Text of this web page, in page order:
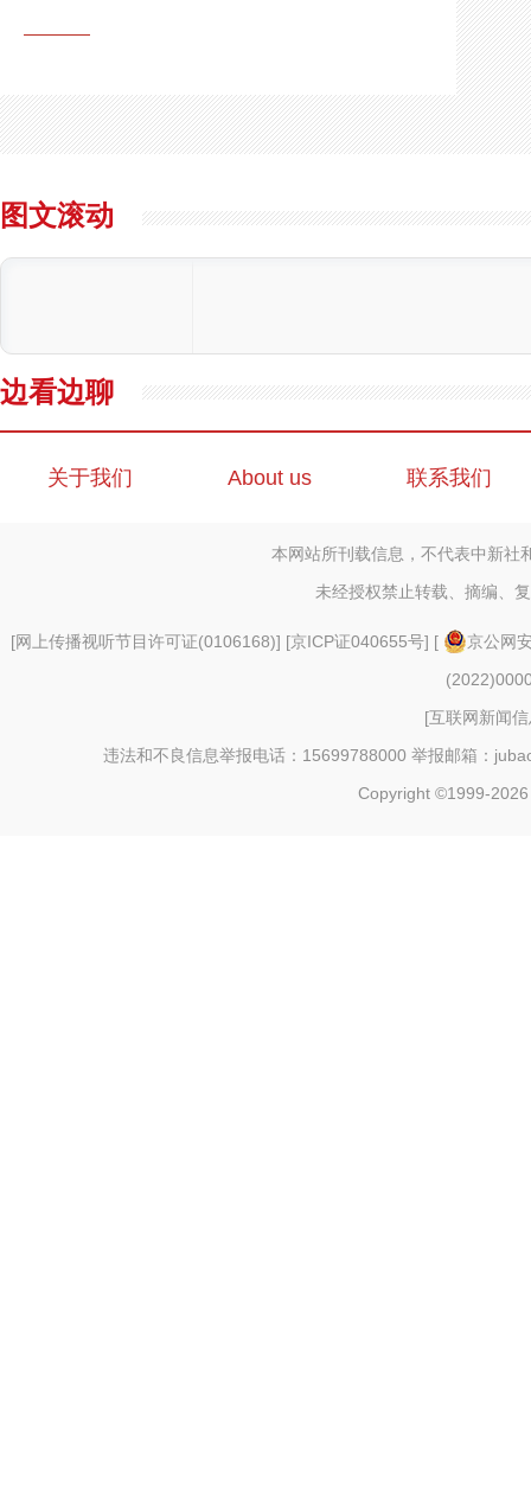
图文滚动
边看边聊
关于我们 About us 联系我们
本网站所刊载信息，不代表中新社
未经授权禁止转载、摘编、
[网上传播视听节目许可证(0106168)] [京ICP证040655号] [
京公网
[互联网新闻
违法和不良信息举报电话：15699788000 举报邮箱：
Copyright ©1999-